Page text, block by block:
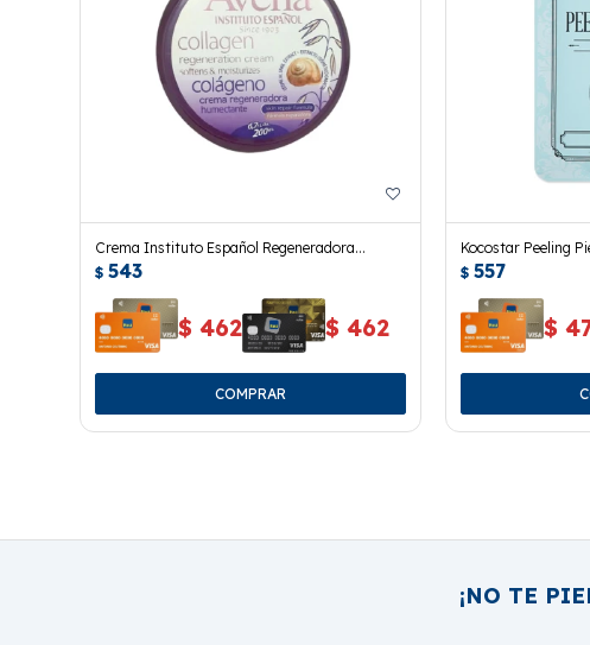
Crema Instituto Español Regeneradora
Colageno 200 Ml.
$ 543
$ 462 $ 462
Kocostar Peeling
$ 557
$
¡NO TE